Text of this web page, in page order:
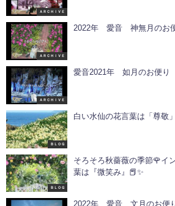
ＡＲＣＨＩＶＥ
ＡＲＣＨＩＶＥ
2022年 愛音 神無月のお
ＡＲＣＨＩＶＥ
愛音2021年 如月のお便り
ＢＬＯＧ
白い水仙の花言葉は「尊敬
ＢＬＯＧ
そろそろ秋薔薇の季節🌹イ
葉は『微笑み』📕✨
2022年 愛音 文月のお便